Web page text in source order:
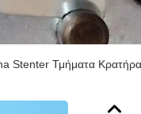
Stenter Τμήματα